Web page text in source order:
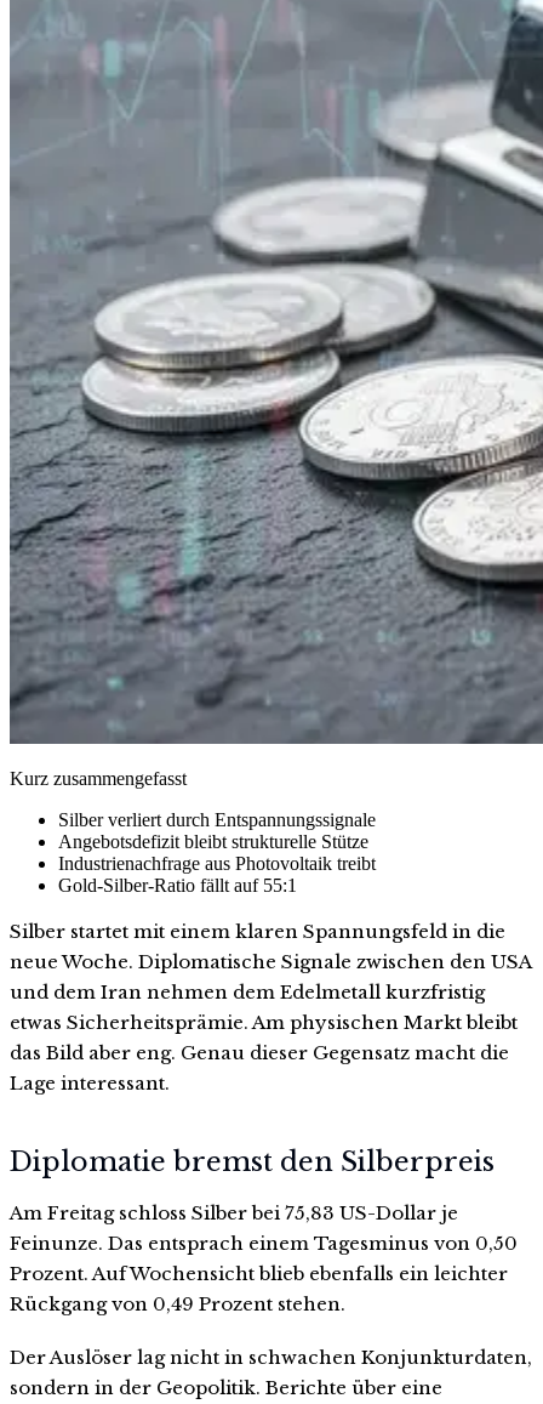
Kurz zusammengefasst
Silber verliert durch Entspannungssignale
Angebotsdefizit bleibt strukturelle Stütze
Industrienachfrage aus Photovoltaik treibt
Gold-Silber-Ratio fällt auf 55:1
Silber startet mit einem klaren Spannungsfeld in die
neue Woche. Diplomatische Signale zwischen den USA
und dem Iran nehmen dem Edelmetall kurzfristig
etwas Sicherheitsprämie. Am physischen Markt bleibt
das Bild aber eng. Genau dieser Gegensatz macht die
Lage interessant.
Diplomatie bremst den Silberpreis
Am Freitag schloss Silber bei 75,83 US-Dollar je
Feinunze. Das entsprach einem Tagesminus von 0,50
Prozent. Auf Wochensicht blieb ebenfalls ein leichter
Rückgang von 0,49 Prozent stehen.
Der Auslöser lag nicht in schwachen Konjunkturdaten,
sondern in der Geopolitik. Berichte über eine